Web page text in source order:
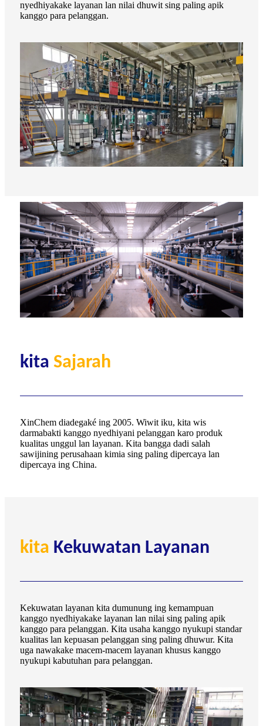
nyedhiyakake layanan lan nilai dhuwit sing paling apik
kanggo para pelanggan.
kita Sajarah
XinChem diadegaké ing 2005. Wiwit iku, kita wis
darmabakti kanggo nyedhiyani pelanggan karo produk
kualitas unggul lan layanan. Kita bangga dadi salah
sawijining perusahaan kimia sing paling dipercaya lan
dipercaya ing China.
kita Kekuwatan Layanan
Kekuwatan layanan kita dumunung ing kemampuan
kanggo nyedhiyakake layanan lan nilai sing paling apik
kanggo para pelanggan. Kita usaha kanggo nyukupi standar
kualitas lan kepuasan pelanggan sing paling dhuwur. Kita
uga nawakake macem-macem layanan khusus kanggo
nyukupi kabutuhan para pelanggan.